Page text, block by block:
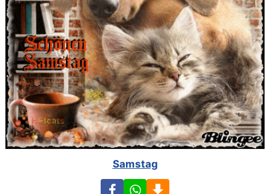
Samstag
FacebookWhatsApp